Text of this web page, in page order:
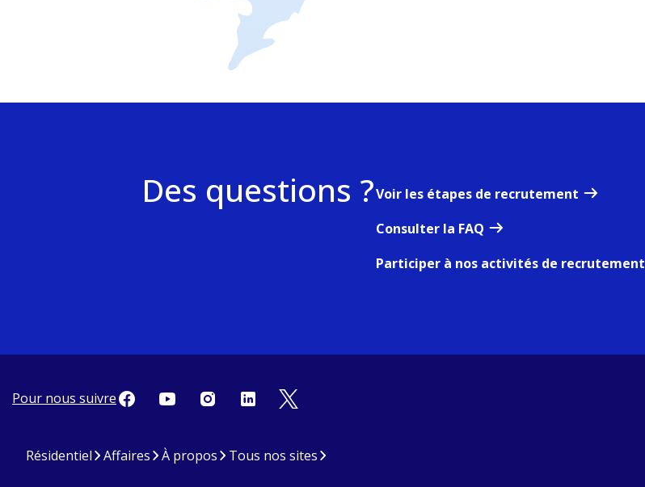
Des questions ?Voir les étapes de recrutement
Consulter la FAQ
Participer à nos activités de recrutement
Pour nous suivre
Résidentiel Affaires À propos Tous nos sites